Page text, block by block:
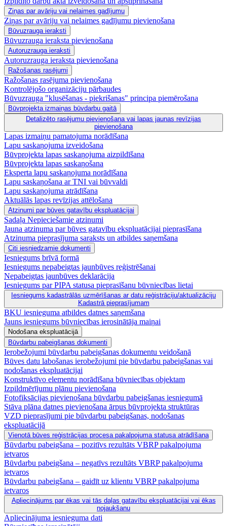
Ziņas par avāriju vai nelaimes gadījumu
Ziņas par avāriju vai nelaimes gadījumu pievienošana
Būvuzrauga ieraksti
Būvuzrauga ieraksta pievienošana
Autoruzrauga ieraksti
Autoruzrauga ieraksta pievienošana
Ražošanas rasējumi
Ražošanas rasējuma pievienošana
Kontrolējošo organizāciju pārbaudes
Būvuzrauga "klusēšanas - piekrišanas" principa piemērošana
Būvprojekta izmaiņas būvdarbu gaitā
Detalizēto rasējumu pievienošana vai lapas jaunas revīzijas
pievienošana
Lapas izmaiņu pamatojuma norādīšana
Lapu saskaņojuma izveidošana
Būvprojekta lapas saskaņojuma aizpildīšana
Būvprojekta lapas saskaņošana
Eksperta lapu saskaņojuma norādīšana
Lapu saskaņošana ar TNI vai būvvaldi
Lapu saskaņojuma atrādīšana
Aktuālās lapas revīzijas attēlošana
Atzinumi par būves gatavību ekspluatācijai
Sadaļa Nepieciešamie atzinumi
Jauna atzinuma par būves gatavību ekspluatācijai pieprasīšana
Atzinuma pieprasījuma saraksts un atbildes saņemšana
Citi iesniedzamie dokumenti
Iesniegums brīvā formā
Iesniegums nepabeigtas jaunbūves reģistrēšanai
Nepabeigtas jaunbūves deklarācija
Iesniegums par PIPA statusa pieprasīšanu būvniecības lietai
Iesniegums kadastrālās uzmērīšanas ar datu reģistrāciju/aktualizāciju
Kadastrā pieprasījumam
BKU iesnieguma atbildes datnes saņemšana
Jauns iesniegums būvniecības ierosinātāja maiņai
Nodošana ekspluatācijā
Būvdarbu pabeigšanas dokumenti
Ierobežojumi būvdarbu pabeigšanas dokumentu veidošanā
Būves datu labošanas ierobežojumi pie būvdarbu pabeigšanas vai
nodošanas ekspluatācijai
Konstruktīvo elementu norādīšana būvniecības objektam
Izpildmērījumu plānu pievienošana
Fotofiksācijas pievienošana būvdarbu pabeigšanas iesniegumā
Stāva plāna datnes pievienošana ārpus būvprojekta struktūras
VZD pieprasījumi pie būvdarbu pabeigšanas, nodošanas
ekspluatācijā
Vienotā būves reģistrācijas procesa pakalpojuma statusa atrādīšana
Būvdarbu pabeigšana – pozitīvs rezultāts VBRP pakalpojuma
ietvaros
Būvdarbu pabeigšana – negatīvs rezultāts VBRP pakalpojuma
ietvaros
Būvdarbu pabeigšana – gaidīt uz klientu VBRP pakalpojuma
ietvaros
Apliecinājums par ēkas vai tās daļas gatavību ekspluatācijai vai ēkas
nojaukšanu
Apliecinājuma iesnieguma dati